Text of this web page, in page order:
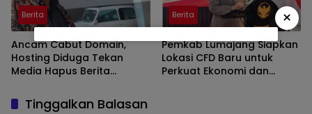
Berita
Ancam Cabut Domain,
Hosting Diduga Tekan
Media Hapus Berita
Jatim
Berita
Pemkab Lumajang Siapkan
Lokasi CFD Baru untuk
Perkuat Ekonomi dan
Tinggalkan Balasan
×